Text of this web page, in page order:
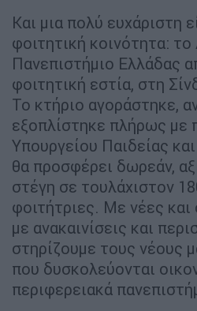
Και μια πολύ ευχάριστη
φοιτητική κοινότητα: το
Πανεπιστήμιο Ελλάδας
φοιτητική εστία, στη
Το κτήριο αγοράστηκε,
εξοπλίστηκε πλήρως με
Υπουργείου Παιδείας
θα προσφέρει δωρεάν,
στέγη σε τουλάχιστον
φοιτήτριες. Με νέες και
με ανακαινίσεις και
στηρίζουμε τους νέους
που δυσκολεύονται
περιφερειακά